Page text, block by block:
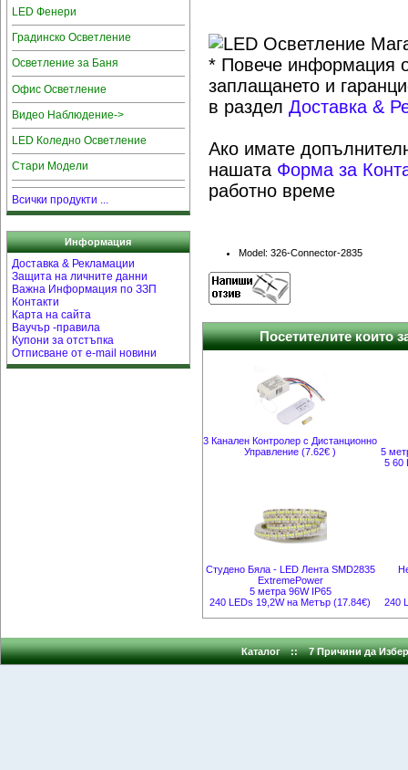
LED Фенери
Градинско Осветление
Осветление за Баня
Офис Осветление
Видео Наблюдение->
LED Коледно Осветление
Стари Модели
Всички продукти ...
Информация
Доставка & Рекламации
Защита на личните данни
Важна Информация по ЗЗП
Контакти
Карта на сайта
Ваучър -правила
Купони за отстъпка
Отписване от e-mail новини
* Повече информация
заплащането и
в раздел Доставка &
Ако имате
нашата Форма за
работно време
Model: 326-Connector-2835
Посетителите които
3 Канален Контролер с Дистанционно
Управление (7.62€ )
5
5 60
Студено Бяла - LED Лента SMD2835
ExtremePower
5 метра 96W IP65
240 LEDs 19,2W на Метър (17.84€)
240
Каталог :: 7 Причини да